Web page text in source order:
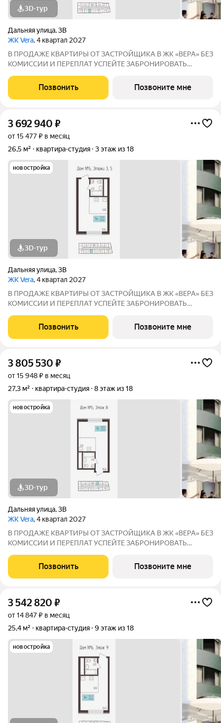
3D-тур
Дальняя улица,3В
ЖК Vera, 4 квартал 2027
В ПРОДАЖЕ КВАРТИРЫ ОТ ЗАСТРОЙЩИКА В ЖК «ВЕРА» БЕЗ
КОМИССИИ И ПЕРЕПЛАТ УСПЕЙТЕ ЗАБРОНИРОВАТЬ
4,6% НА ВЕСЬ СРОК КРЕДИТОВАНИЯ ПО СЕМЕЙНОЙ
ИПОТЕКИ БРОНИРОВАНИЕ БЕСПЛАТНОЕ Адрес: г. Саранск,
Позвонить Позвоните мне
3 692 940 ₽
от 15 477 ₽ в месяц
26,5 м²
квартира-студия 3 этаж из 18
новостройка
3D-тур
Дальняя улица,3В
ЖК Vera, 4 квартал 2027
В ПРОДАЖЕ КВАРТИРЫ ОТ ЗАСТРОЙЩИКА В ЖК «ВЕРА» БЕЗ
КОМИССИИ И ПЕРЕПЛАТ УСПЕЙТЕ ЗАБРОНИРОВАТЬ
4,6% НА ВЕСЬ СРОК КРЕДИТОВАНИЯ ПО СЕМЕЙНОЙ
ИПОТЕКИ БРОНИРОВАНИЕ БЕСПЛАТНОЕ Адрес: г. Саранск,
Позвонить Позвоните мне
3 805 530 ₽
от 15 948 ₽ в месяц
27,3 м²
квартира-студия 8 этаж из 18
новостройка
3D-тур
Дальняя улица,3В
ЖК Vera, 4 квартал 2027
В ПРОДАЖЕ КВАРТИРЫ ОТ ЗАСТРОЙЩИКА В ЖК «ВЕРА» БЕЗ
КОМИССИИ И ПЕРЕПЛАТ УСПЕЙТЕ ЗАБРОНИРОВАТЬ
4,6% НА ВЕСЬ СРОК КРЕДИТОВАНИЯ ПО СЕМЕЙНОЙ
ИПОТЕКИ БРОНИРОВАНИЕ БЕСПЛАТНОЕ Адрес: г. Саранск,
Позвонить Позвоните мне
3 542 820 ₽
от 14 847 ₽ в месяц
25,4 м²
квартира-студия 9 этаж из 18
новостройка